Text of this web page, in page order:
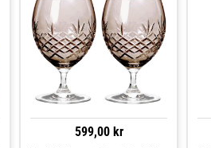
599,00 kr